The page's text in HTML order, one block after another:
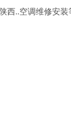
西..空调维修安